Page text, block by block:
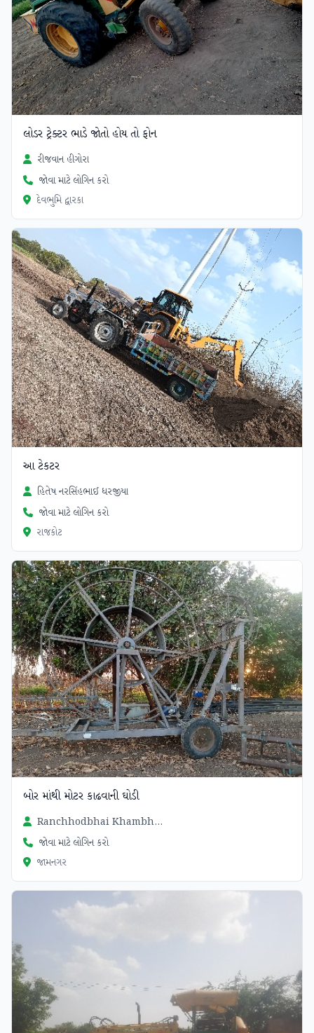
લોડર ટ્રેક્ટર ભાડે જોતો હોય તો ફોન
રીજવાન હીગોરા
જોવા માટે લોગિન કરો
દેવભુમિ દ્વારકા
આ ટેકટર
હિતેષ નરસિંહભાઈ ધરજીયા
જોવા માટે લોગિન કરો
રાજકોટ
બોર માંથી મોટર કાઢવાની ઘોડી
Ranchhodbhai Khambhala
જોવા માટે લોગિન કરો
જામનગર